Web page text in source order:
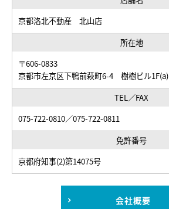
京都洛北不動産 北山店
所在地
〒606-0833
京都市左京区下鴨前萩町6-4 樹樹ビル1F(a)
TEL／FAX
075-722-0810／075-722-0811
免許番号
京都府知事(2)第14075号
会社概要